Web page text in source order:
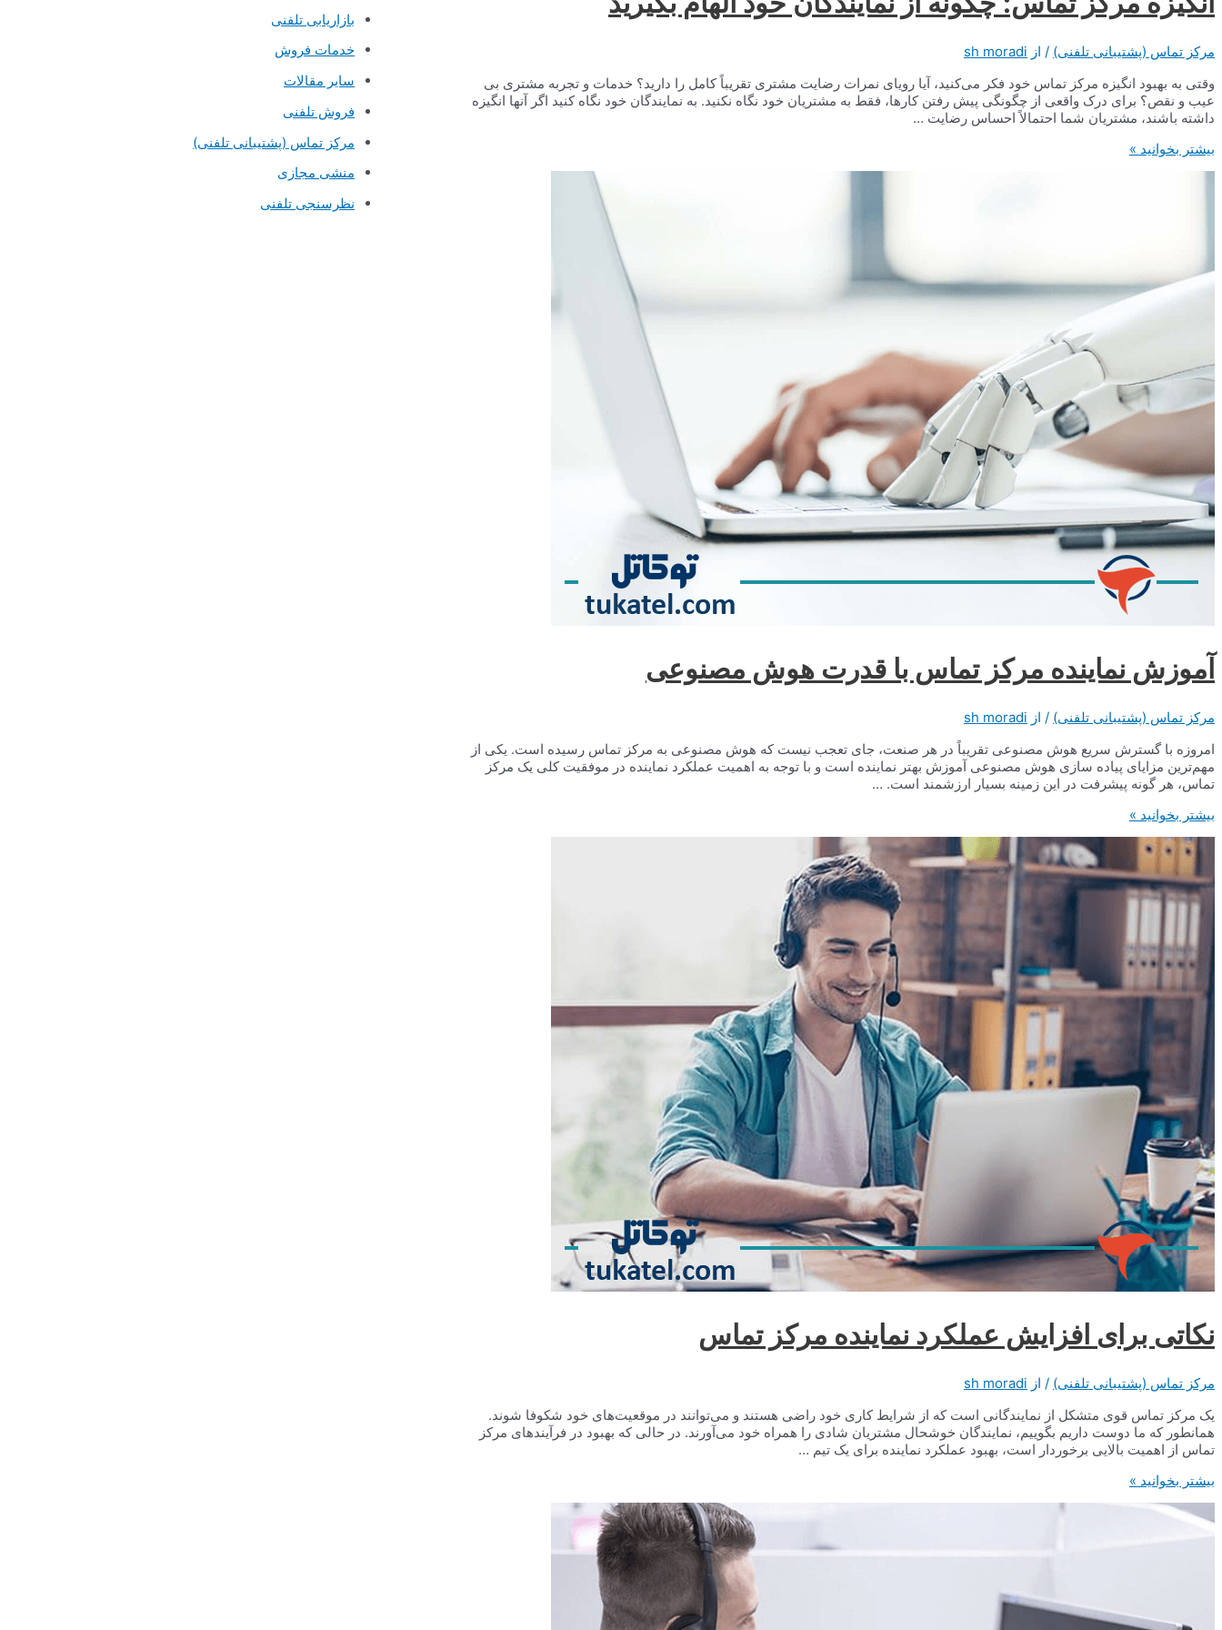
مرکز تماس (پشتیبانی تلفنی) / از sh moradi
وقتی به بهبود انگیزه مرکز تماس خود فکر می‌کنید، آیا رویای نمرات رضایت مشتری تقریباً کامل را دارید؟ خدمات و تجربه مشتری بی
عیب و نقص؟ برای درک واقعی از چگونگی پیش رفتن کارها، فقط به مشتریان خود نگاه نکنید. به نمایندگان خود نگاه کنید اگر آنها انگیزه
داشته باشند، مشتریان شما احتمالاً احساس رضایت …
انگیزه
الهام
بگیرید
بیشتر بخوانید »
آموزش نماینده مرکز تماس با قدرت هوش مصنوعی
مرکز تماس (پشتیبانی تلفنی) / از sh moradi
امروزه با گسترش سریع هوش مصنوعی تقریباً در هر صنعت، جای تعجب نیست که هوش مصنوعی به مرکز تماس رسیده است. یکی از
مهم‌ترین مزایای پیاده سازی هوش مصنوعی آموزش بهتر نماینده است و با توجه به اهمیت عملکرد نماینده در موفقیت کلی یک مرکز
تماس، هر گونه پیشرفت در این زمینه بسیار ارزشمند است. …
آموزش
مرکز
تماس
با
قدرت
هوش
مصنوعی
بیشتر بخوانید »
نکاتی برای افزایش عملکرد نماینده مرکز تماس
مرکز تماس (پشتیبانی تلفنی) / از sh moradi
یک مرکز تماس قوی متشکل از نمایندگانی است که از شرایط کاری خود راضی هستند و می‌توانند در موقعیت‌های خود شکوفا شوند.
همانطور که ما دوست داریم بگوییم، نمایندگان خوشحال مشتریان شادی را همراه خود می‌آورند. در حالی که بهبود در فرآیندهای مرکز
تماس از اهمیت بالایی برخوردار است، بهبود عملکرد نماینده برای یک تیم …
نکاتی
افزایش
بیشتر بخوانید »
بازاریابی تلفنی
خدمات فروش
سایر مقالات
فروش تلفنی
مرکز تماس (پشتیبانی تلفنی)
منشی مجازی
نظرسنجی تلفنی